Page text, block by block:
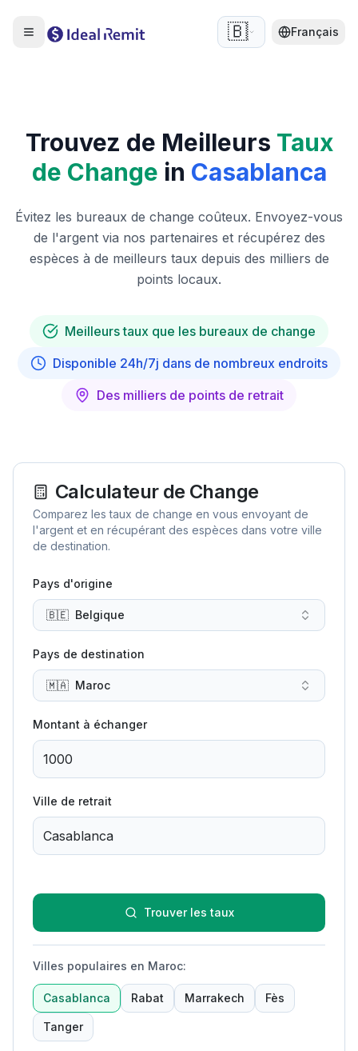
🇧🇪 Français
Trouvez de Meilleurs Taux
de Change in Casablanca
Évitez les bureaux de change coûteux. Envoyez-vous
de l'argent via nos partenaires et récupérez des
espèces à de meilleurs taux depuis des milliers de
points locaux.
Meilleurs taux que les bureaux de change
Disponible 24h/7j dans de nombreux endroits
Des milliers de points de retrait
Calculateur de Change
Comparez les taux de change en vous envoyant de
l'argent et en récupérant des espèces dans votre ville
de destination.
Pays d'origine
🇧🇪 Belgique
Pays de destination
🇲🇦 Maroc
Montant à échanger
Ville de retrait
Trouver les taux
Villes populaires en Maroc:
Casablanca Rabat Marrakech Fès
Tanger